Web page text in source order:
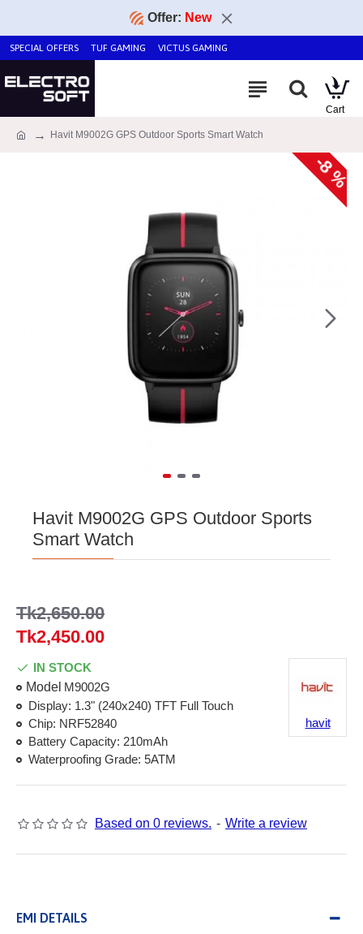
Offer: New
SPECIAL OFFERS TUF GAMING VICTUS GAMING
Havit M9002G GPS Outdoor Sports Smart Watch
-8 %
Havit M9002G GPS Outdoor Sports
Smart Watch
IN STOCK
Model M9002G
Display: 1.3" (240x240) TFT Full Touch
Chip: NRF52840
Battery Capacity: 210mAh
Waterproofing Grade: 5ATM
havit
Based on 0 reviews. - Write a review
Tk2,450.00
Tk2,650.00
EMI DETAILS